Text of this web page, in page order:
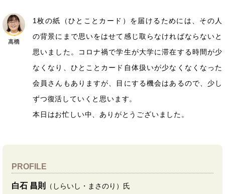
1枚の紙（ひとことカード）を届けるためには、その人
の背景にまで思いをはせて感じ取らなければならないと
思いました。コロナ禍で学生が大学に滞在する時間が少
なくなり、ひとことカード自体扱いが少なくなくなった
会員さんもありますが、目にする機会はあるので、少し
ずつ復活していくと思います。
本日はお忙しい中、ありがとうございました。
PROFILE
白石 昌則 （しらいし・まさのり）氏